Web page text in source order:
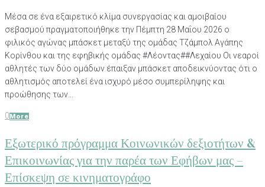
Μέσα σε ένα εξαιρετικό κλίμα συνεργασίας και αμοιβαίου
σεβασμού πραγματοποιήθηκε την Πέμπτη 28 Μαΐου 2026 ο
φιλικός αγώνας μπάσκετ μεταξύ της ομάδας Τζάμπολ Αγάπης
Κορίνθου και της εφηβικής ομάδας #Λέοντας##Λεχαίου Οι νεαροί
αθλητές των δύο ομάδων έπαιξαν μπάσκετ αποδεικνύοντας ότι ο
αθλητισμός αποτελεί ένα ισχυρό μέσο συμπερίληψης και
προώθησης των...
0 More
Εξωτερικό πρόγραμμα Κοινωνικών δεξιοτήτων &
Επικοινωνίας για την παρέα των Εφήβων μας –
Επίσκεψη σε κινηματογράφο